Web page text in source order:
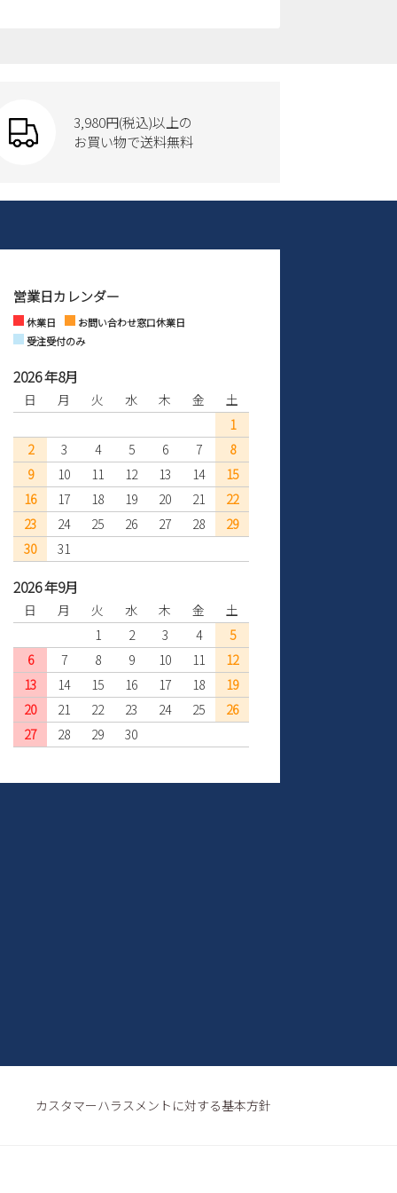
3,980円(税込)以上の
お買い物で送料無料
営業日カレンダー
休業日
お問い合わせ窓口休業日
受注受付のみ
2026 年8月
日 月 火 水 木 金
土
1
2
3 4 5 6 7
8
9
10 11 12 13 14
15
16
17 18 19 20 21
22
23
24 25 26 27 28
29
30
31
2026 年9月
日 月 火 水 木 金
土
1
2 3 4
5
6
7 8 9 10 11
12
13
14 15 16 17 18
19
20
21 22 23 24 25
26
27
28 29 30
カスタマーハラスメントに対する基本方針